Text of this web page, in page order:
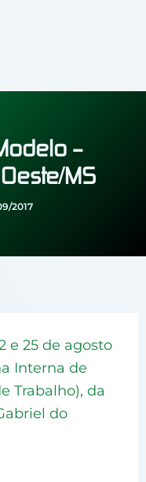
–
MS
2017
e 25 de agosto
Interna de
Trabalho), da
do